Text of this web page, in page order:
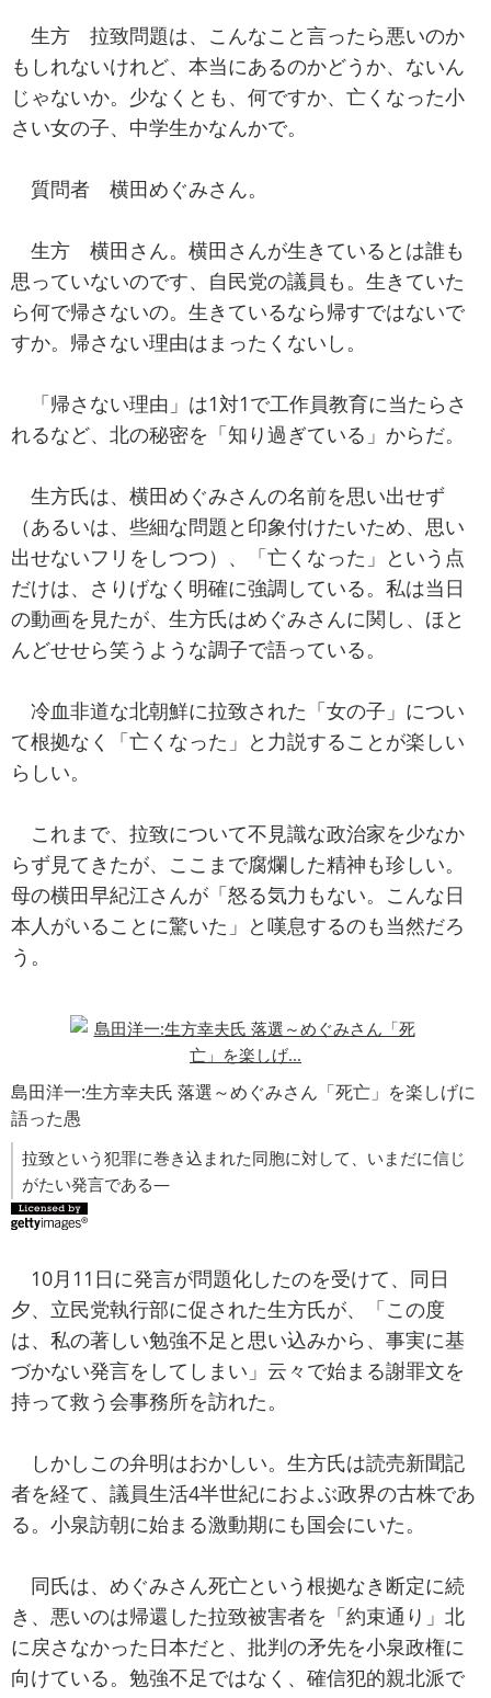
生方 拉致問題は、こんなこと言ったら悪いのか
もしれないけれど、本当にあるのかどうか、ないん
じゃないか。少なくとも、何ですか、亡くなった小
さい女の子、中学生かなんかで。
質問者 横田めぐみさん。
生方 横田さん。横田さんが生きているとは誰も
思っていないのです、自民党の議員も。生きていた
ら何で帰さないの。生きているなら帰すではないで
すか。帰さない理由はまったくないし。
「帰さない理由」は1対1で工作員教育に当たらさ
れるなど、北の秘密を「知り過ぎている」からだ。
生方氏は、横田めぐみさんの名前を思い出せず
（あるいは、些細な問題と印象付けたいため、思い
出せないフリをしつつ）、「亡くなった」という点
だけは、さりげなく明確に強調している。私は当日
の動画を見たが、生方氏はめぐみさんに関し、ほと
んどせせら笑うような調子で語っている。
冷血非道な北朝鮮に拉致された「女の子」につい
て根拠なく「亡くなった」と力説することが楽しい
らしい。
これまで、拉致について不見識な政治家を少なか
らず見てきたが、ここまで腐爛した精神も珍しい。
母の横田早紀江さんが「怒る気力もない。こんな日
本人がいることに驚いた」と嘆息するのも当然だろ
う。
島田洋一:生方幸夫氏 落選～めぐみさん「死亡」を楽しげに
語った愚
拉致という犯罪に巻き込まれた同胞に対して、いまだに信じ
がたい発言である―
10月11日に発言が問題化したのを受けて、同日
夕、立民党執行部に促された生方氏が、「この度
は、私の著しい勉強不足と思い込みから、事実に基
づかない発言をしてしまい」云々で始まる謝罪文を
持って救う会事務所を訪れた。
しかしこの弁明はおかしい。生方氏は読売新聞記
者を経て、議員生活4半世紀におよぶ政界の古株であ
る。小泉訪朝に始まる激動期にも国会にいた。
同氏は、めぐみさん死亡という根拠なき断定に続
き、悪いのは帰還した拉致被害者を「約束通り」北
に戻さなかった日本だと、批判の矛先を小泉政権に
向けている。勉強不足ではなく、確信犯的親北派で